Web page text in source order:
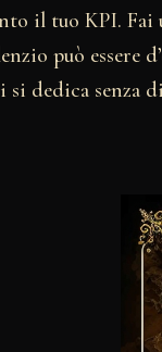
il tuo KPI.
può essere
si dedica senza